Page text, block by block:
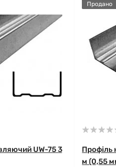
UW-75 3
Продано
Профіль
м (0,55